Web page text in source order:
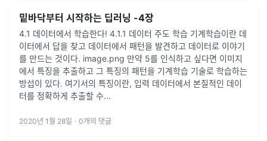
밑바닥부터 시작하는 딥러닝 -4장
4.1 데이터에서 학습한다! 4.1.1 데이터 주도 학습 기계학습이란 데
이터에서 답을 찾고 데이터에서 패턴을 발견하고 데이터로 이야기
를 만드는 것이다. image.png 만약 5를 인식하고 싶다면 이미지
에서 특징을 추출하고 그 특징의 패턴을 기계학습 기술로 학습하는
방섭이 있다. 여기서의 특징이란, 입력 데이터에서 본질적인 데이
터를 정확하게 추출할 수...
2020년 1월 28일 · 0개의 댓글